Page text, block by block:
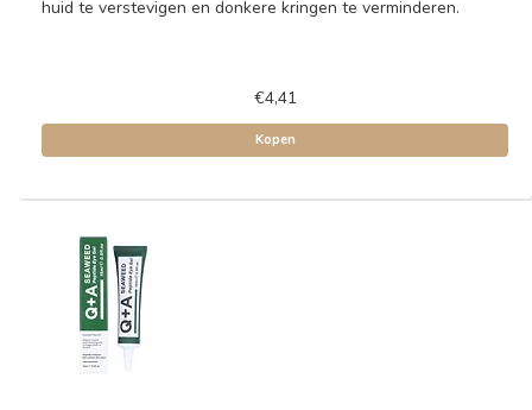
huid te verstevigen en donkere kringen te verminderen.
€4,41
Kopen